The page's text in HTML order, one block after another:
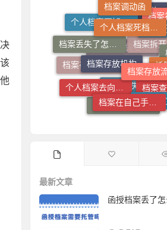
档案拆开了去哪里封
档案在自己手里怎么办
个人档案去向查询
档案在自己手里怎么放到人才市场 档案调动需要什么手续
档案存放
档案存放机构
档案丢失了怎么办 个人档案不知道在哪儿怎么查 个人档案查询系统
档案
档案
个人档案死档激活
档案调动函
最新文章
函授档案丢了